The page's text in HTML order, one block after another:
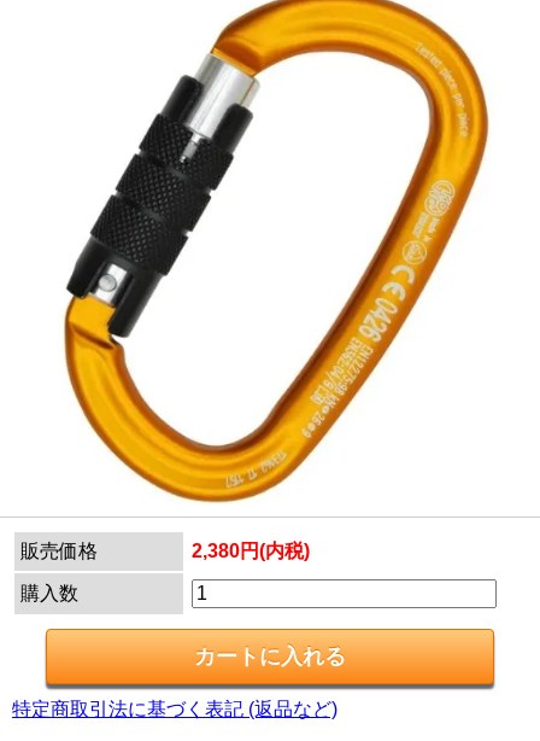
販売価格 2,380円(内税)
購入数
特定商取引法に基づく表記 (返品など)